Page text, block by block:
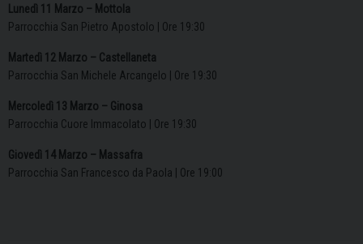
Lunedì 11 Marzo – Mottola
Parrocchia San Pietro Apostolo | Ore 19:30
Martedì 12 Marzo – Castellaneta
Parrocchia San Michele Arcangelo | Ore 19:30
Mercoledì 13 Marzo – Ginosa
Parrocchia Cuore Immacolato | Ore 19:30
Giovedì 14 Marzo – Massafra
Parrocchia San Francesco da Paola | Ore 19:00